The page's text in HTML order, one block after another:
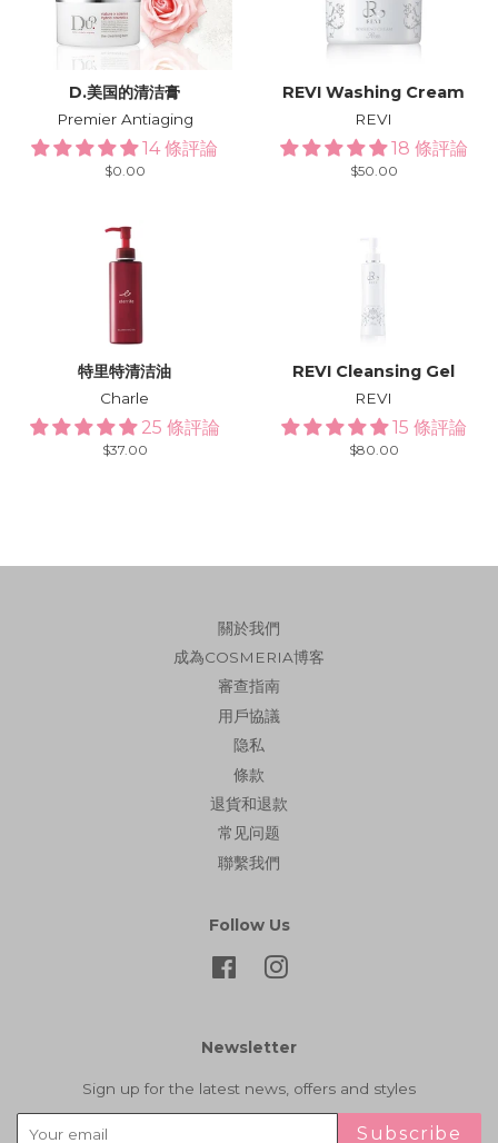
D.美国的清洁膏
Premier Antiaging
14 條評論
Regular
$0.00
REVI Washing Cream
REVI
18 條評論
Regular
$50.00
特里特清洁油
Charle
25 條評論
Regular
$37.00
REVI Cleansing Gel
REVI
15 條評論
Regular
$80.00
關於我們
成為COSMERIA博客
審查指南
用戶協議
隐私
條款
退貨和退款
常见问题
聯繫我們
Follow Us
FacebookInstagram
Newsletter
Sign up for the latest news, offers and styles
Subscribe